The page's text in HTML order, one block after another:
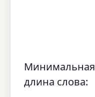
Минимальная
длина слова: